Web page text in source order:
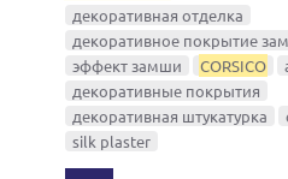
декоративная отделка
декоративное покрытие
эффект замши
CORSICO
декоративные покрытия
декоративная штукатурка
silk plaster